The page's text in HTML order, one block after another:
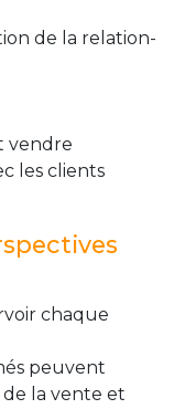
de la relation-
vendre
les clients
chaque
peuvent
la vente et